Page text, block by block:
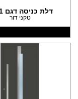
דלת כניסה דגם 1021
טקני דור